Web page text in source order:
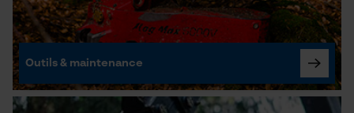
Outils & maintenance